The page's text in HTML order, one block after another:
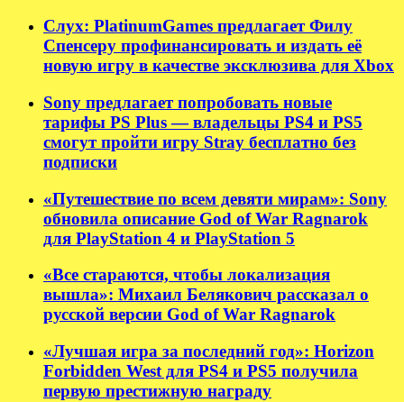
Слух: PlatinumGames предлагает Филу
Спенсеру профинансировать и издать её
новую игру в качестве эксклюзива для Xbox
Sony предлагает попробовать новые
тарифы PS Plus — владельцы PS4 и PS5
смогут пройти игру Stray бесплатно без
подписки
«Путешествие по всем девяти мирам»: Sony
обновила описание God of War Ragnarok
для PlayStation 4 и PlayStation 5
«Все стараются, чтобы локализация
вышла»: Михаил Белякович рассказал о
русской версии God of War Ragnarok
«Лучшая игра за последний год»: Horizon
Forbidden West для PS4 и PS5 получила
первую престижную награду